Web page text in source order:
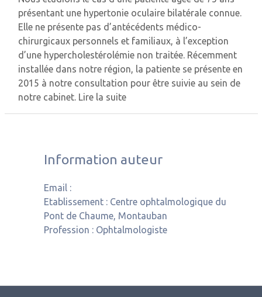
présentant une hypertonie oculaire bilatérale connue.
Elle ne présente pas d’antécédents médico-
chirurgicaux personnels et familiaux, à l’exception
d’une hypercholestérolémie non traitée. Récemment
installée dans notre région, la patiente se présente en
2015 à notre consultation pour être suivie au sein de
notre cabinet. Lire la suite
Information auteur
Email :
Etablissement : Centre ophtalmologique du
Pont de Chaume, Montauban
Profession : Ophtalmologiste